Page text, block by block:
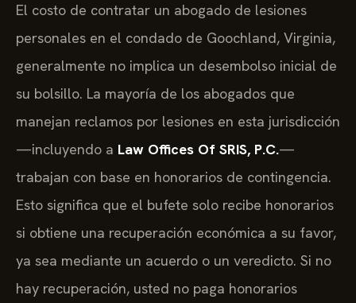
El costo de contratar un abogado de lesiones
personales en el condado de Goochland, Virginia,
generalmente no implica un desembolso inicial de
su bolsillo. La mayoría de los abogados que
manejan reclamos por lesiones en esta jurisdicción
—incluyendo a Law Offices Of SRIS, P.C.—
trabajan con base en honorarios de contingencia.
Esto significa que el bufete solo recibe honorarios
si obtiene una recuperación económica a su favor,
ya sea mediante un acuerdo o un veredicto. Si no
hay recuperación, usted no paga honorarios